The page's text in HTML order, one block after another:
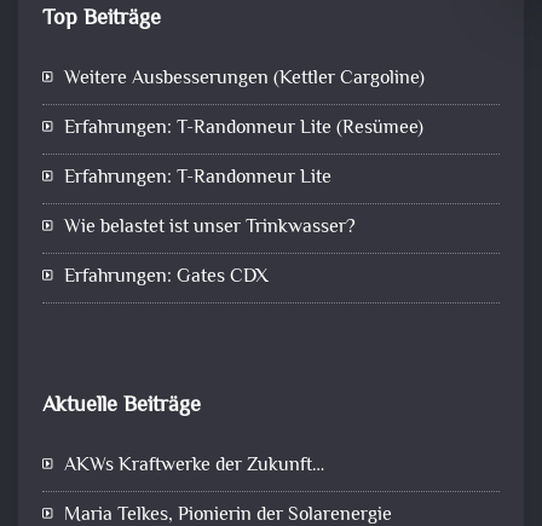
Top Beiträge
Weitere Ausbesserungen (Kettler Cargoline)
Erfahrungen: T-Randonneur Lite (Resümee)
Erfahrungen: T-Randonneur Lite
Wie belastet ist unser Trinkwasser?
Erfahrungen: Gates CDX
Aktuelle Beiträge
AKWs Kraftwerke der Zukunft…
Maria Telkes, Pionierin der Solarenergie